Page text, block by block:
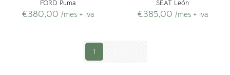
FORD Puma
€380,00 /mes + iva
SEAT León
€385,00 /mes + iva
1